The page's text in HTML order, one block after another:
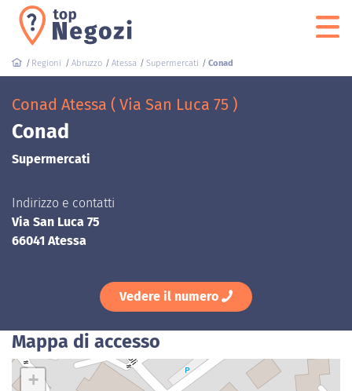
Regioni Abruzzo Atessa Supermercati Conad
Conad Atessa ( Via San Luca 75 )
Conad
Supermercati
Indirizzo e contatti
Via San Luca 75
66041 Atessa
Vedere il numero
Mappa di accesso
+